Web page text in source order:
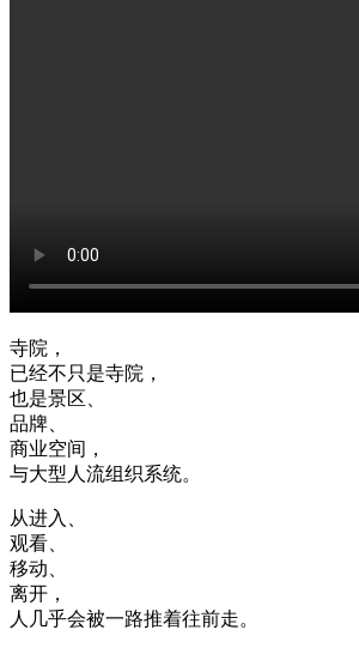
寺院，
已经不只是寺院，
也是景区、
品牌、
商业空间，
与大型人流组织系统。
从进入、
观看、
移动、
离开，
人几乎会被一路推着往前走。